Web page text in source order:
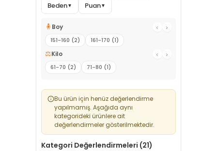
Beden▼ Puan▼
🧍 Boy ‹
›
151-160 (2)
161-170 (1)
⚖️Kilo ‹
›
61-70 (2)
71-80 (1)
Bu ürün için henüz değerlendirme
yapılmamış. Aşağıda aynı
kategorideki ürünlere ait
değerlendirmeler gösterilmektedir.
Kategori Değerlendirmeleri (21)